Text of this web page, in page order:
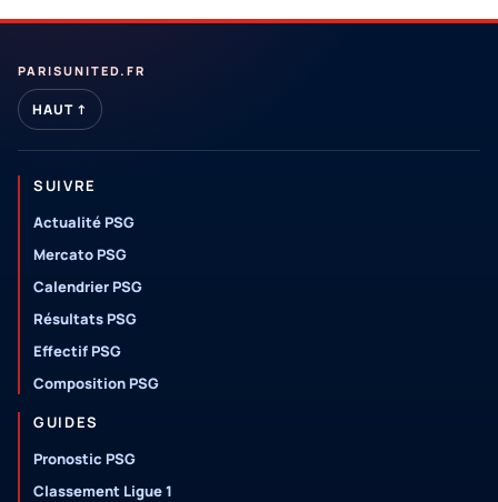
PARISUNITED.FR
HAUT ↑
SUIVRE
Actualité PSG
Mercato PSG
Calendrier PSG
Résultats PSG
Effectif PSG
Composition PSG
GUIDES
Pronostic PSG
Classement Ligue 1